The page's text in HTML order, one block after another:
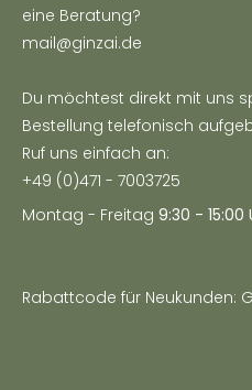
eine Beratung?
mail@ginzai.de
Du möchtest direkt mit uns
Bestellung telefonisch
Ruf uns einfach an:
+49 (0)471 - 7003725
Montag - Freitag 9:30 - 15:00
Rabattcode für Neukunden: